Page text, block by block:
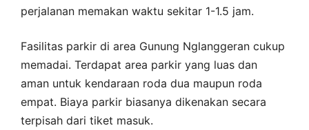
perjalanan memakan waktu sekitar 1-1.5 jam.
Fasilitas parkir di area Gunung Nglanggeran cukup
memadai. Terdapat area parkir yang luas dan
aman untuk kendaraan roda dua maupun roda
empat. Biaya parkir biasanya dikenakan secara
terpisah dari tiket masuk.